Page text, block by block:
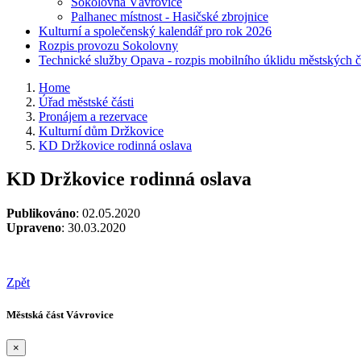
Palhanec místnost - Hasičské zbrojnice
Kulturní a společenský kalendář pro rok 2026
Rozpis provozu Sokolovny
Technické služby Opava - rozpis mobilního úklidu městských
Home
Úřad městské části
Pronájem a rezervace
Kulturní dům Držkovice
KD Držkovice rodinná oslava
KD Držkovice rodinná oslava
Publikováno: 02.05.2020
Upraveno: 30.03.2020
Zpět
Městská část Vávrovice
×